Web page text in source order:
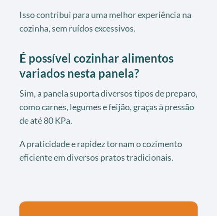
Isso contribui para uma melhor experiência na
cozinha, sem ruídos excessivos.
É possível cozinhar alimentos
variados nesta panela?
Sim, a panela suporta diversos tipos de preparo,
como carnes, legumes e feijão, graças à pressão
de até 80 KPa.
A praticidade e rapidez tornam o cozimento
eficiente em diversos pratos tradicionais.